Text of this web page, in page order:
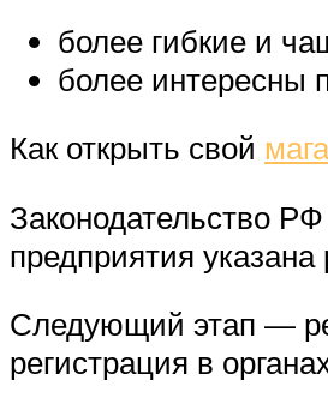
более гибкие и
более интересны
Как открыть свой
Законодательство
предприятия указана
Следующий этап —
регистрация в